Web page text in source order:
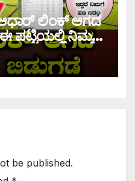
ಲಿಂಕ್ ಆಗದ
ಪಟ್ಟಿಯಲ್ಲಿ ನಿಮ್ಮ
ಜಮಾ ಆಗಲ್ಲ !
be published.